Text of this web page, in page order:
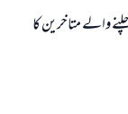
والے متاخرین کا